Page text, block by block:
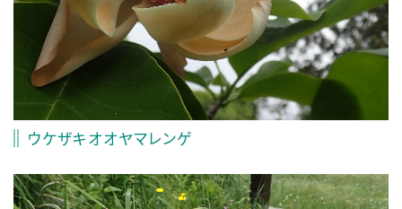
ウケザキオオヤマレンゲ